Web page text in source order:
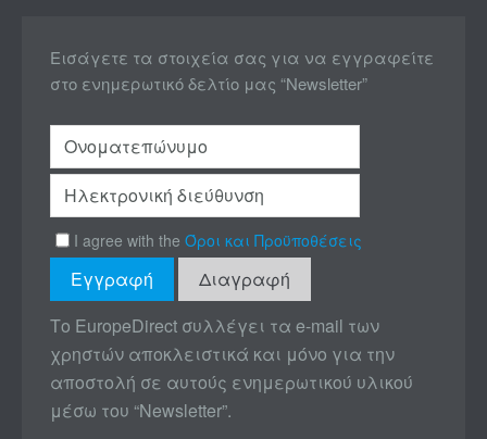
Εισάγετε τα στοιχεία σας για να εγγραφείτε
στο ενημερωτικό δελτίο μας “Newsletter”
I agree with the Όροι και Προϋποθέσεις
Το EuropeDirect συλλέγει τα e-mail των
χρηστών αποκλειστικά και μόνο για την
αποστολή σε αυτούς ενημερωτικού υλικού
μέσω του “Newsletter”.